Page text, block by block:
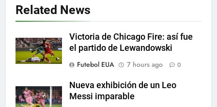
Related News
Victoria de Chicago Fire: así fue
el partido de Lewandowski
Futebol EUA
7 hours ago 0
Nueva exhibición de un Leo
Messi imparable
6
é conhecida
SPORTS